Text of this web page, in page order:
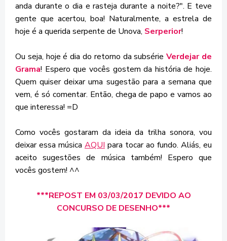
anda durante o dia e rasteja durante a noite?". E teve
gente que acertou, boa! Naturalmente, a estrela de
hoje é a querida serpente de Unova, Serperior!
Ou seja, hoje é dia do retorno da subsérieVerdejar de
Grama! Espero que vocês gostem da história de hoje.
Quem quiser deixar uma sugestão para a semana que
vem, é só comentar. Então, chega de papo e vamos ao
que interessa! =D
Como vocês gostaram da ideia da trilha sonora, vou
deixar essa música AQUI para tocar ao fundo. Aliás, eu
aceito sugestões de música também! Espero que
vocês gostem! ^^
***REPOST EM 03/03/2017 DEVIDO AO
CONCURSO DE DESENHO***